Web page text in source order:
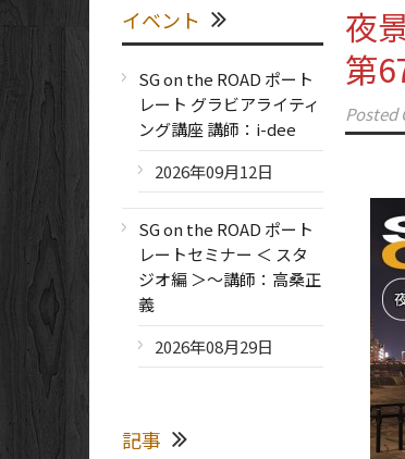
夜
第
Posted
イベント
SG on the ROAD ポート
レート グラビアライティ
ング講座 講師：i-dee
2026年09月12日
SG on the ROAD ポート
レートセミナー ＜ スタ
ジオ編 ＞～講師：高桑正
義
2026年08月29日
記事